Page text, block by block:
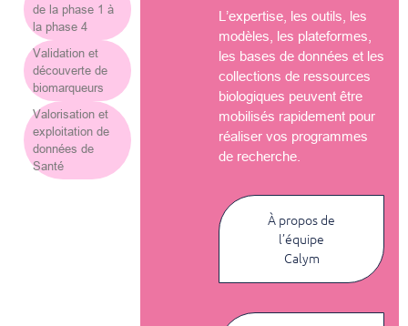
de la phase 1 à
la phase 4
Validation et
découverte de
biomarqueurs
Valorisation et
exploitation de
données de
Santé
L’expertise, les outils, les
modèles, les plateformes,
les bases de données et les
collections de ressources
biologiques peuvent être
mobilisés rapidement pour
réaliser vos programmes
de recherche.
À propos de
l’équipe
Calym